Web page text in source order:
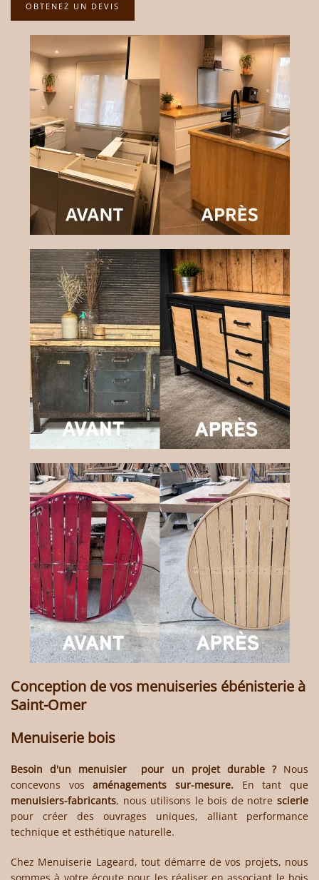
OBTENEZ UN DEVIS
Conception de vos menuiseries ébénisterie à
Saint-Omer
Menuiserie bois
Besoin d'un menuisier pour un projet durable ? Nous
concevons vosaménagements sur-mesure. En tant que
menuisiers-fabricants, nous utilisons le bois de notre scierie
pour créer des ouvrages uniques, alliant performance
technique et esthétique naturelle.
Chez Menuiserie Lageard, tout démarre de vos projets, nous